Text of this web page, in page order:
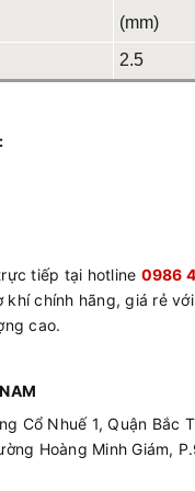
(mm)
2.5
tiếp tại hotline 0986
chính hãng, giá rẻ
cao.
Cổ Nhuế 1, Quận Bắc
Hoàng Minh Giám,